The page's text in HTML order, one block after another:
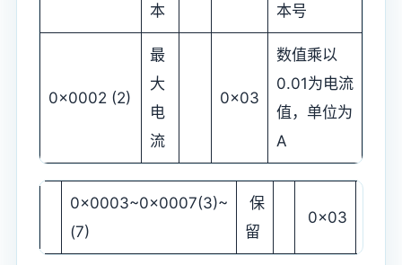
本
本号
0x0002 (2)
最
大
电
流
0x03
数值乘以
0.01为电流
值，单位为
A
0x0003~0x0007(3)~
(7)
保
留
0x03